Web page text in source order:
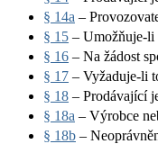
§ 14a –
§ 15 – Umožňuje-li
§ 16 – Na žádost
§ 17 – Vyžaduje-li
§ 18 – Prodávající
§ 18a – Výrobce
§ 18b –